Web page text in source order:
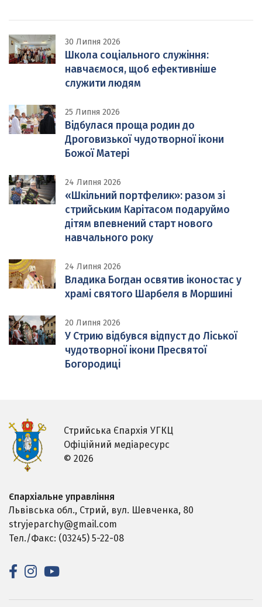
30 Липня 2026
Школа соціального служіння:
навчаємося, щоб ефективніше
служити людям
25 Липня 2026
Відбулася проща родин до
Дроговизької чудотворної ікони
Божої Матері
24 Липня 2026
«Шкільний портфелик»: разом зі
стрийським Карітасом подаруймо
дітям впевнений старт нового
навчального року
24 Липня 2026
Владика Богдан освятив іконостас у
храмі святого Шарбеля в Моршині
20 Липня 2026
У Стрию відбувся відпуст до Ліської
чудотворної ікони Пресвятої
Богородиці
Стрийська Єпархія УГКЦ
Офіційний медіаресурс
© 2026
Єпархіальне управління
Львівська обл., Стрий, вул. Шевченка, 80
stryjeparchy@gmail.com
Тел./Факс: (03245) 5-22-08